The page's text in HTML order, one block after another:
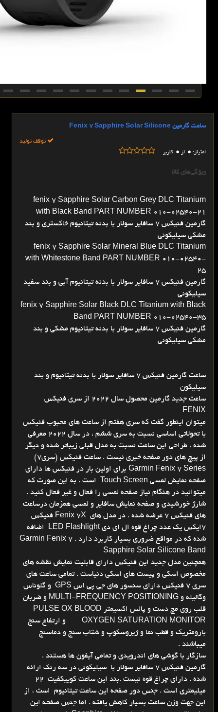
ساعت گارمین Fenix 7 Sapphire Solar Silicone
توقف تولید
امتیاز: 0 از 0 کاربر
ویژگی‌های کالا
fenix 7 Sapphire Solar Carbon Grey DLC Titanium
with Black Band PART NUMBER 010-02540-21
گارمین فنیکس 7 سافایر سولار با بدنه تیتانیوم خاکستری و بند
مشکی سیلیکونی
fenix 7 Sapphire Solar Mineral Blue DLC Titanium
with Whitestone Band PART NUMBER 010-02540-
25
گارمین فنیکس 7 سافایر سولار با بدنه تیتانیوم آبی و بند سفید
سیلیکونی
fenix 7 Sapphire Solar Black DLC Titanium with Black
Band PART NUMBER 010-02540-35
گارمین فنیکس 7 سافایر سولار با بدنه تیتانیوم مشکی و بند
مشکی سیلیکونی
ساعت گارمین فنیکس 7 سافایر سولار با بدنه تیتانیوم و بند
سیلیکون
ساعت جدید گارمین محصول سال 2022 از سری فنیکس
FENIX
میتوان اینطور گفت که سری هفتم از ساعت های محبوب فنیکس
با تحولاتی اساسی نسبت به سری ششم ، در سال 2022 معرفی
شده . طراحی این ساعت نسبت به مدل قبلی زیباتر شده و دیگر
از پیچ های دور صفحه خبری نیست . ساعت فنیکس (سری7)
Garmin Fenix 7 Series برای اولین بار در فنیکس ها دارای
صفحه نمایش لمسی Touch Screen است . به این صورت که
میتوانید در هنگام نیاز صفحه لمسی را فعال و غیر فعال کنید .
شارژ خورشیدی و صفحه نمایش سافایر و لمسی همزمان درساعت
های فنیکس 7 عرضه شده . در مدل های Fenix 7X فنیکس
7ایکس یک عدد چراغ قوه ال ای دی LED Flashlight اضافه
شده که در مواقع ضروری بسیار کاربرد دارد . Garmin Fenix 7
Sapphire Solar Silicone Band
همچنین مدل جدید این فنیکس دارای قابلیت نمایش نقشه های
مخصوص اسکی و پیست های اسکی دنیاست . تمامی ساعت های
سری 7 فنیکس دارای سنسور های جی پی اس GPS و گلوناس
وگالیله و MULTI-FREQUENCY POSITIONING و ضربان
قلب روی مچ دست و پالس اکسیمتر PULSE OX BLOOD
OXYGEN SATURATION MONITOR
و ارتفاع سنج
بارومتریک و قطب نما و ژیروسکوپ و شتاب سنج و دماسنج
میباشند .
سازگار با گوشی های اندرویدی و تمامی آیفون ها هستند .
گارمین فنیکس 7 سافایر سولار با سیلیکونی در سه رنک ارائه
شده . دارای چراغ قوه نیست .بند این ساعت کوییکفیت 22
میلیمتری است . جنس دور صفحه این ساعت تیتانیوم است ، از
این جهت وزن ساعت بسیار کاهش یافته . اما جنس صفحه این